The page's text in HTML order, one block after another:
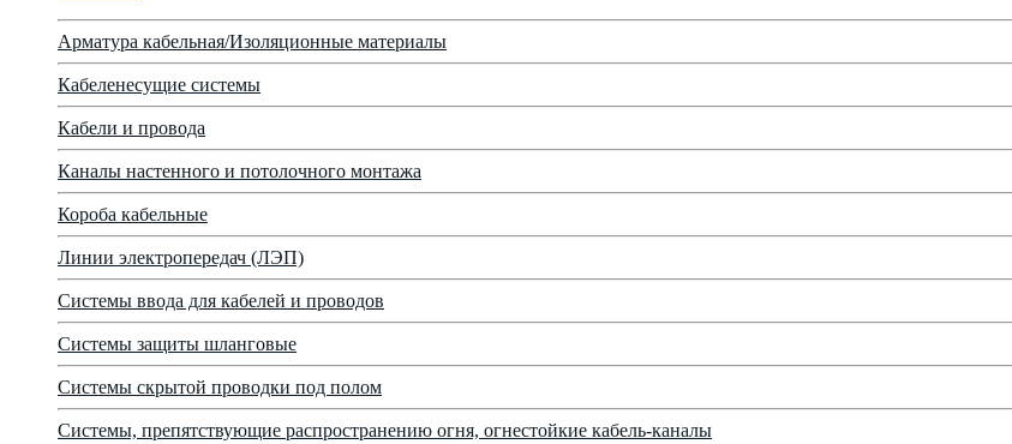
Арматура кабельная/Изоляционные материалы
Кабеленесущие системы
Кабели и провода
Каналы настенного и потолочного монтажа
Короба кабельные
Линии электропередач (ЛЭП)
Системы ввода для кабелей и проводов
Системы защиты шланговые
Системы скрытой проводки под полом
Системы, препятствующие распространению огня, огнестойкие кабель-каналы